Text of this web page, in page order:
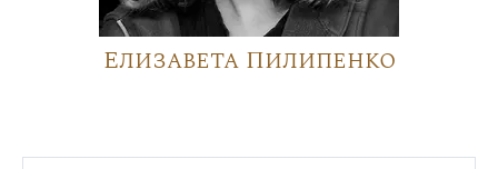
Елизавета Пилипенко